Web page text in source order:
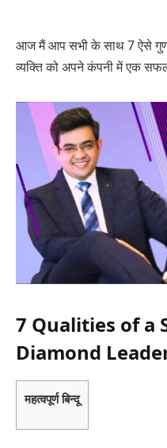
आज मैं आप सभी के साथ 7 ऐसे गुण
व्यक्ति को अपने कंपनी में एक
7 Qualities of a
Diamond
महत्वपूर्ण बिन्दू